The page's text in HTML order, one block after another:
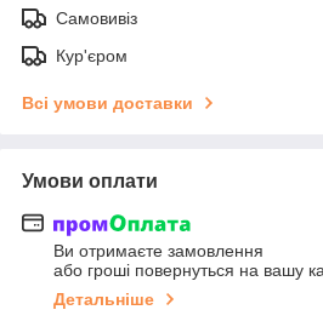
Самовивіз
Кур'єром
Всі умови доставки
Умови оплати
Ви отримаєте замовлення
або гроші повернуться на вашу
Детальніше